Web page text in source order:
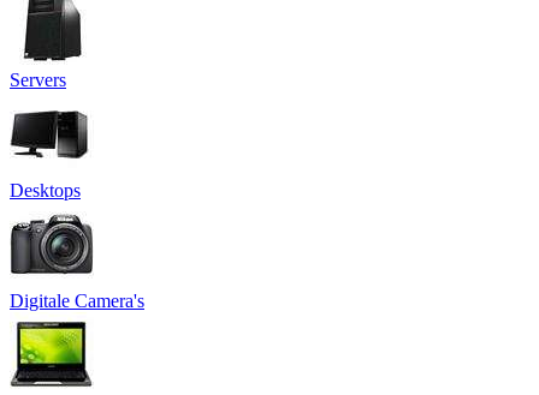
Servers
Desktops
Digitale Camera's